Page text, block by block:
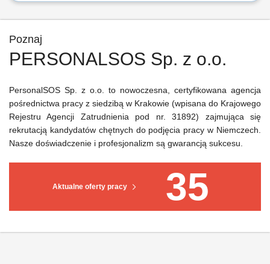
Poznaj
PERSONALSOS Sp. z o.o.
Aktualne oferty pracy 35
PersonalSOS Sp. z o.o. to nowoczesna, certyfikowana agencja
pośrednictwa pracy z siedzibą w Krakowie (wpisana do Krajowego
Rejestru Agencji Zatrudnienia pod nr. 31892) zajmująca się
rekrutacją kandydatów chętnych do podjęcia pracy w Niemczech.
Nasze doświadczenie i profesjonalizm są gwarancją sukcesu.